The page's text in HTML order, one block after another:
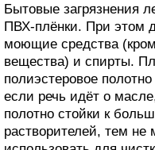
Бытовые загрязнения
ПВХ-плёнки. При этом
моющие средства
вещества) и спирты.
полиэстеровое
если речь идёт о
полотно стойки к
растворителей, тем не